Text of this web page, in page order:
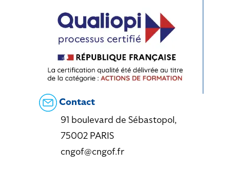
Contact
91 boulevard de Sébastopol,
75002 PARIS
cngof@cngof.fr